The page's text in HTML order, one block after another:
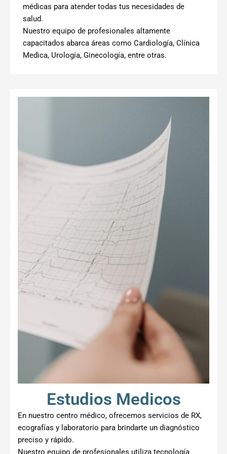
médicas para atender todas tus necesidades de
salud.
Nuestro equipo de profesionales altamente
capacitados abarca áreas como Cardiología, Clínica
Medica, Urología, Ginecología, entre otras.
Estudios Medicos
En nuestro centro médico, ofrecemos servicios de RX,
ecografías y laboratorio para brindarte un diagnóstico
preciso y rápido.